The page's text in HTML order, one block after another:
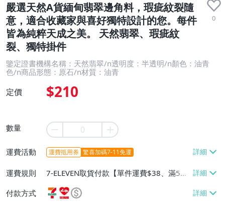
嚴選天然A貨緬甸翡翠邊角料，瑕疵紋裂隨
意，適合收藏家與喜好獨特設計的您。每件
皆為純粹天成之美。 天然翡翠、瑕疵紋
裂、獨特掛件
0
鑒定證書機構名稱：天然翡翠/n透明度：半透明/n顏色：油青
色/n商品形態：原石/n材質：油青
定價 $210
數量
運費活動 運費抵用券 驚喜加碼7-11免運
運費規則
7-ELEVEN取貨付款【單件運費$38、滿5件
或消費滿$1298免運費】、7-ELEVEN取貨
不付款【免運費】、萊爾富取貨付款【單件
付款方式